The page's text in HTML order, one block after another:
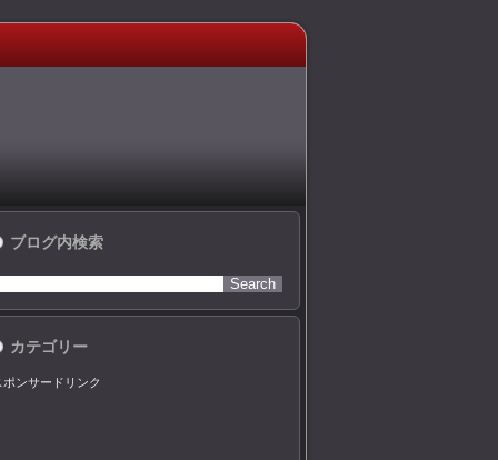
ブログ内検索
カテゴリー
ポンサードリンク